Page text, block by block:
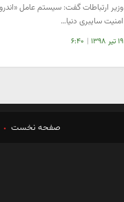
وزیر ارتباطات گفت: سیستم عامل
امنیت سایبری دنیا…
۱۹ تیر ۱۳۹۸ | ۶:۴۰
صفحه نخست